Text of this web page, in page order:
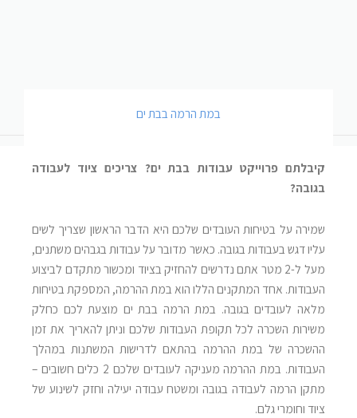
במת הרמה בבת ים
קיבלתם פרוייקט עבודות בבת ים? צריכים ציוד לעבודה
בגובה?
שמירה על בטיחות העובדים שלכם היא הדבר הראשון שצריך לשים
עליו דגש בעבודות בגובה. כאשר מדובר על עבודות בגבהים משתנים,
מעל ל-2 מטר אתם נדרשים להחזיק בציוד ומכשור מתקדם לביצוע
העבודות. אחד המתקנים הללו הוא במת ההרמה, המספקת בטיחות
מלאה לעובדים בגובה. במת הרמה בבת ים מוצעת לכם כחלק
משירות השכרה לכל תקופת העבודות שלכם וניתן להאריך את זמן
ההשכרה של במת ההרמה בהתאם לדרישות המשתנות במהלך
העבודות. במת ההרמה מעניקה לעובדים שלכם 2 כלים חשובים –
מתקן הרמה לעבודה בגובה ומשטח עבודה יעילה וחזק לשינוע של
ציוד וחומרי גלם.